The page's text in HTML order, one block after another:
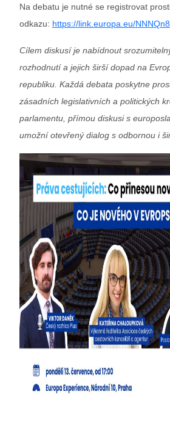
Na debatu je nutné se registrovat
odkazu: https://link.europa.eu/NNNQn8
Cílem diskusí je nabídnout
rozhodnutí a jejich širší dopad na
republiku. Každá debata poskytne
zásadních legislativních a politických
parlamentu, přímou diskusi s
umožní otevřený dialog s odbornou i